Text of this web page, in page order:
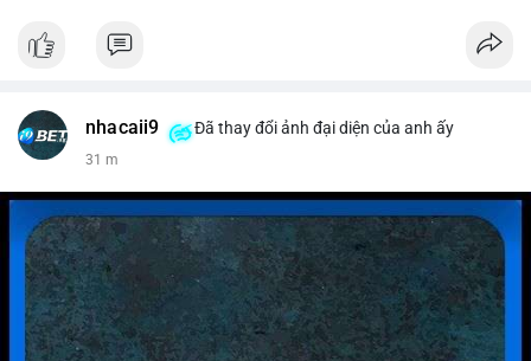
nhacaii9 Đã thay đổi ảnh đại diện của anh ấy
31 m